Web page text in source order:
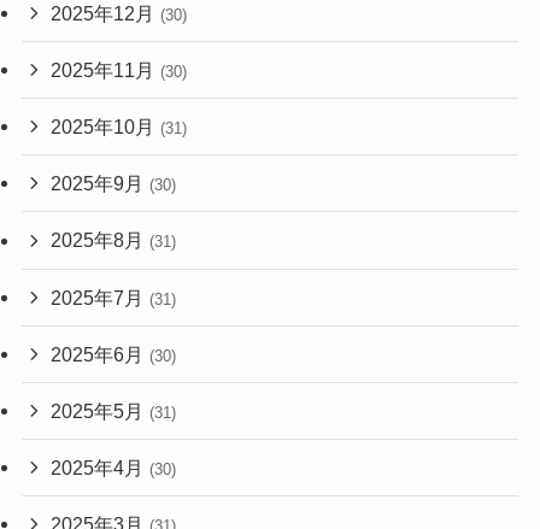
2025年12月 (30)
2025年11月 (30)
2025年10月 (31)
2025年9月 (30)
2025年8月 (31)
2025年7月 (31)
2025年6月 (30)
2025年5月 (31)
2025年4月 (30)